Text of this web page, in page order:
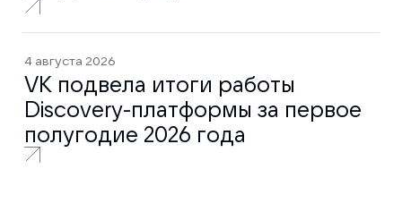
4 августа 2026
VK подвела итоги работы
Discovery-платформы за первое
полугодие 2026 года